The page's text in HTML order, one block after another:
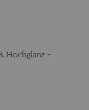
Hochglanz -